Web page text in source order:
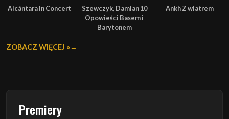
Alcántara In Concert
Szewczyk, Damian 10
Opowieści Basem i
Barytonem
Ankh Z wiatrem
ZOBACZ WIĘCEJ »
Premiery